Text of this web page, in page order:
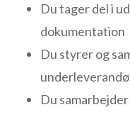
Du tager del i
dokumentation
Du styrer og
Du